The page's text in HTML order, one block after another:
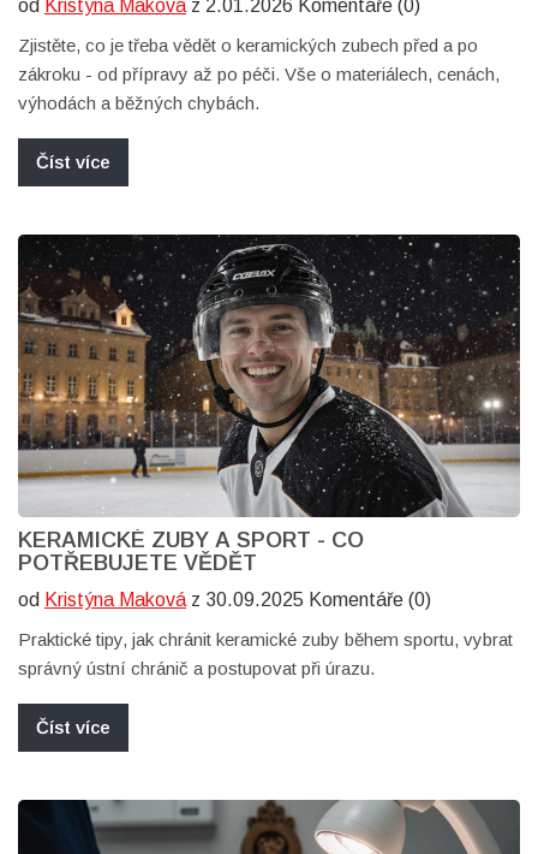
od Kristýna Maková z 2.01.2026 Komentáře (0)
Zjistěte, co je třeba vědět o keramických zubech před a po
zákroku - od přípravy až po péči. Vše o materiálech, cenách,
výhodách a běžných chybách.
Číst více
KERAMICKÉ ZUBY A SPORT - CO
POTŘEBUJETE VĚDĚT
od Kristýna Maková z 30.09.2025 Komentáře (0)
Praktické tipy, jak chránit keramické zuby během sportu, vybrat
správný ústní chránič a postupovat při úrazu.
Číst více